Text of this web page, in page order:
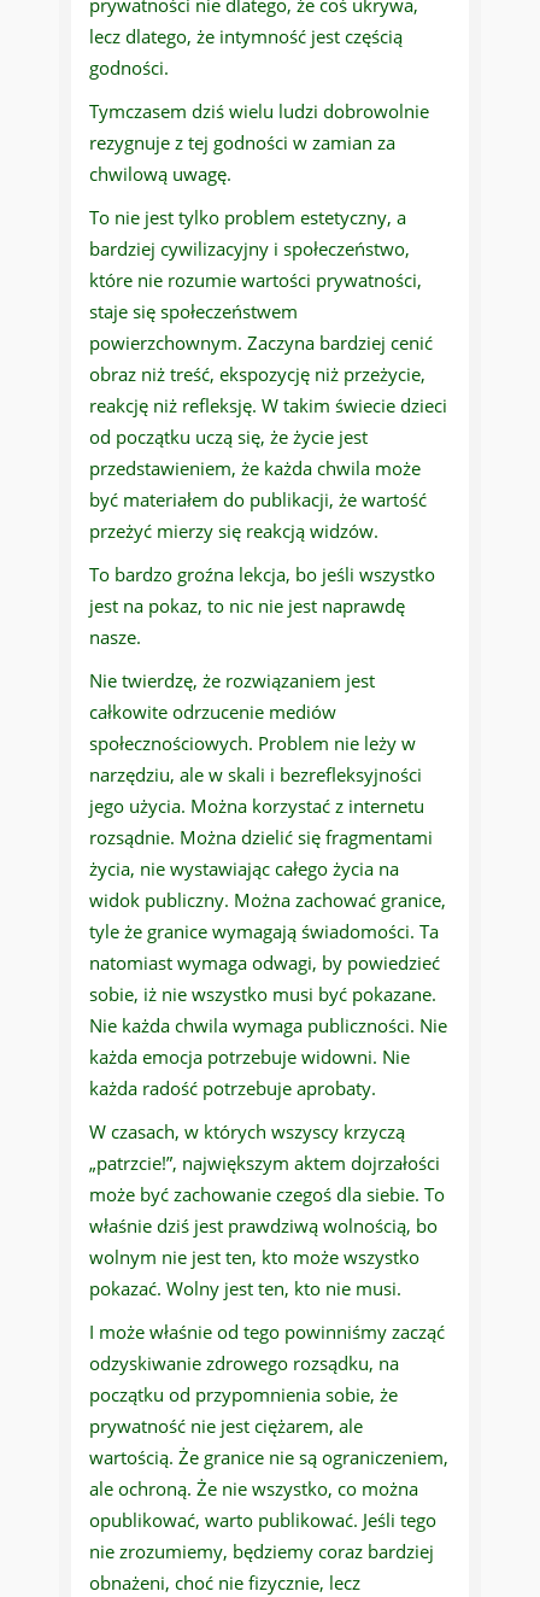
prywatności nie dlatego, że coś ukrywa,
lecz dlatego, że intymność jest częścią
godności.
Tymczasem dziś wielu ludzi dobrowolnie
rezygnuje z tej godności w zamian za
chwilową uwagę.
To nie jest tylko problem estetyczny, a
bardziej cywilizacyjny i społeczeństwo,
które nie rozumie wartości prywatności,
staje się społeczeństwem
powierzchownym. Zaczyna bardziej cenić
obraz niż treść, ekspozycję niż przeżycie,
reakcję niż refleksję. W takim świecie dzieci
od początku uczą się, że życie jest
przedstawieniem, że każda chwila może
być materiałem do publikacji, że wartość
przeżyć mierzy się reakcją widzów.
To bardzo groźna lekcja, bo jeśli wszystko
jest na pokaz, to nic nie jest naprawdę
nasze.
Nie twierdzę, że rozwiązaniem jest
całkowite odrzucenie mediów
społecznościowych. Problem nie leży w
narzędziu, ale w skali i bezrefleksyjności
jego użycia. Można korzystać z internetu
rozsądnie. Można dzielić się fragmentami
życia, nie wystawiając całego życia na
widok publiczny. Można zachować granice,
tyle że granice wymagają świadomości. Ta
natomiast wymaga odwagi, by powiedzieć
sobie, iż nie wszystko musi być pokazane.
Nie każda chwila wymaga publiczności. Nie
każda emocja potrzebuje widowni. Nie
każda radość potrzebuje aprobaty.
W czasach, w których wszyscy krzyczą
„patrzcie!”, największym aktem dojrzałości
może być zachowanie czegoś dla siebie. To
właśnie dziś jest prawdziwą wolnością, bo
wolnym nie jest ten, kto może wszystko
pokazać. Wolny jest ten, kto nie musi.
I może właśnie od tego powinniśmy zacząć
odzyskiwanie zdrowego rozsądku, na
początku od przypomnienia sobie, że
prywatność nie jest ciężarem, ale
wartością. Że granice nie są ograniczeniem,
ale ochroną. Że nie wszystko, co można
opublikować, warto publikować. Jeśli tego
nie zrozumiemy, będziemy coraz bardziej
obnażeni, choć nie fizycznie, lecz